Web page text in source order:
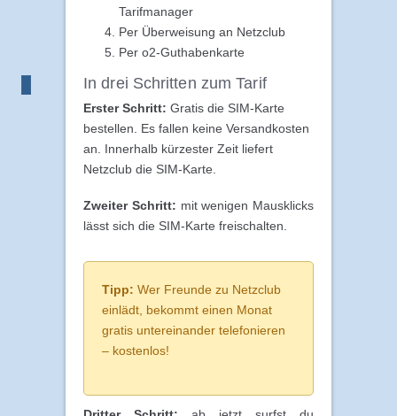
Tarifmanager
Per Überweisung an Netzclub
Per o2-Guthabenkarte
In drei Schritten zum Tarif
Erster Schritt: Gratis die SIM-Karte
bestellen. Es fallen keine Versandkosten
an. Innerhalb kürzester Zeit liefert
Netzclub die SIM-Karte.
Zweiter Schritt: mit wenigen Mausklicks
lässt sich die SIM-Karte freischalten.
Tipp: Wer Freunde zu Netzclub
einlädt, bekommt einen Monat
gratis untereinander telefonieren
– kostenlos!